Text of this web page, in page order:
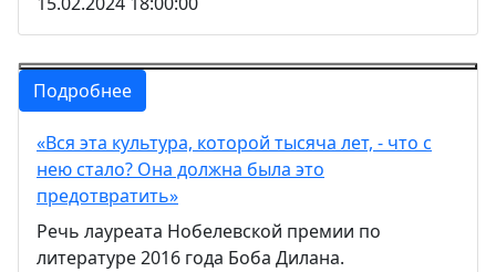
Подробнее
«Вся эта культура, которой тысяча лет, - что с
нею стало? Она должна была это
предотвратить»
Речь лауреата Нобелевской премии по
литературе 2016 года Боба Дилана.